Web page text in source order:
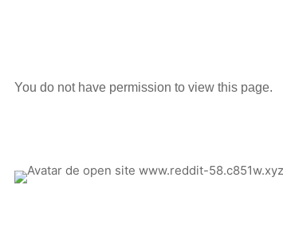
You do not have permission to view this page.